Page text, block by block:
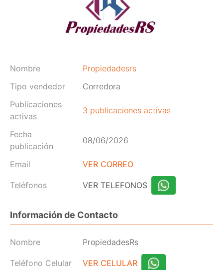
Nombre
Propiedadesrs
Tipo vendedor
Corredora
Publicaciones
activas
3 publicaciones activas
Fecha
publicación
08/06/2026
Email VER CORREO
Teléfonos VER TELEFONOS
Información de Contacto
Nombre PropiedadesRs
Teléfono Celular VER CELULAR